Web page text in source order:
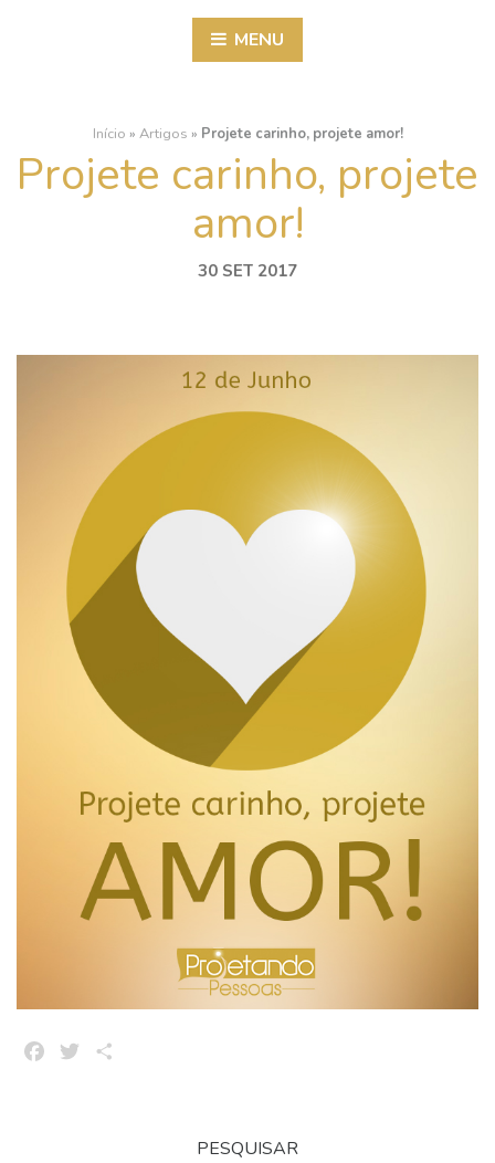
MENU
Início » Artigos » Projete carinho, projete amor!
Projete carinho, projete
amor!
30 SET 2017
FacebookTwitter
PESQUISAR